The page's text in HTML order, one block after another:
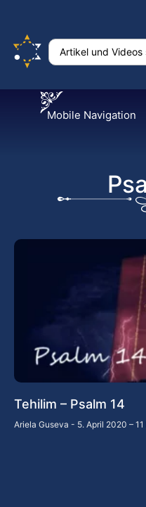
Mobile Navigation
Tehilim – Psalm 14
Ariela Guseva 5. April 2020 –